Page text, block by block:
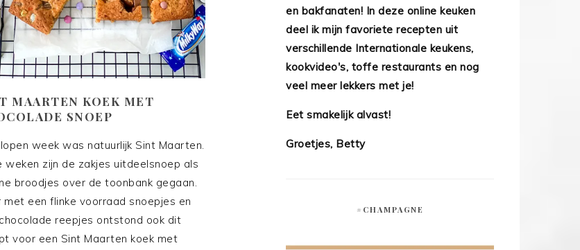
MAARTEN KOEK MET
SNOEP
week was natuurlijk Sint Maarten.
weken zijn de zakjes uitdeelsnoep als
broodjes over de toonbank gegaan.
met een flinke voorraad snoepjes en
reepjes ontstond ook dit
voor een Sint Maarten koek met
en bakfanaten! In deze online keuken
deel ik mijn favoriete recepten uit
verschillende Internationale keukens,
kookvideo's, toffe restaurants en nog
veel meer lekkers met je!
Eet smakelijk alvast!
Groetjes, Betty
#CHAMPAGNE